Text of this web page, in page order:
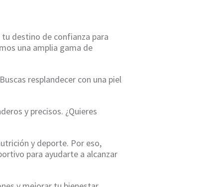
tu destino de confianza para
una amplia gama de
resplandecer con una piel
y precisos. ¿Quieres
y deporte. Por eso,
para ayudarte a alcanzar